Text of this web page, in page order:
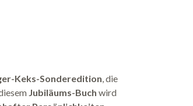
Keks-Sonderedition, die
Jubiläums-Buch wird